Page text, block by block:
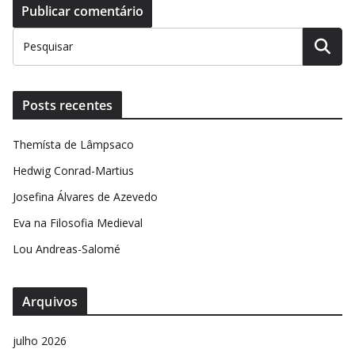
Posts recentes
Themísta de Lâmpsaco
Hedwig Conrad-Martius
Josefina Álvares de Azevedo
Eva na Filosofia Medieval
Lou Andreas-Salomé
Arquivos
julho 2026